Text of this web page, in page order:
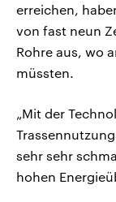
erreichen,
von fast neun
Rohre aus, wo
müssten.
„Mit der
sehr sehr
hohen